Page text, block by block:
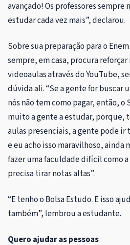
avançado! Os professores sempre
estudar cada vez mais”, declarou.
Sobre sua preparação para o
sempre, em casa, procura
videoaulas através do YouTube,
dúvida ali. “Se a gente for buscar
nós não tem como pagar, então, o
muito a gente a estudar, porque,
aulas presenciais, a gente pode ir
e eu acho isso maravilhoso, ainda
fazer uma faculdade difícil como
precisa tirar notas altas”.
“E tenho o Bolsa Estudo. E isso
também”, lembrou a estudante.
Quero ajudar as pessoas